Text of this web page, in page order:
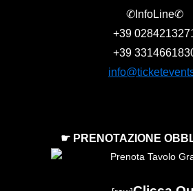
✆InfoLine✆
+39
+39
☛ PRENOTAZIONE